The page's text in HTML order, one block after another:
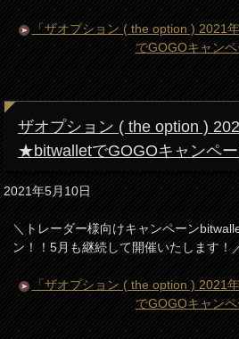
「ザオプション ( the option ) 2021
でGOGOキャン
ザオプション ( the option )
★bitwalletでGOGOキャンペー
2021年5月10日
＼トレーダー様向けキャンペーン
ン！！5月も継続して開催いたします！
「ザオプション ( the option ) 2021
でGOGOキャン